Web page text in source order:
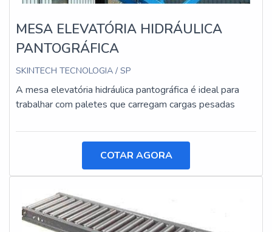
MESA ELEVATÓRIA HIDRÁULICA
PANTOGRÁFICA
SKINTECH TECNOLOGIA / SP
A mesa elevatória hidráulica pantográfica é ideal para
trabalhar com paletes que carregam cargas pesadas
COTAR AGORA